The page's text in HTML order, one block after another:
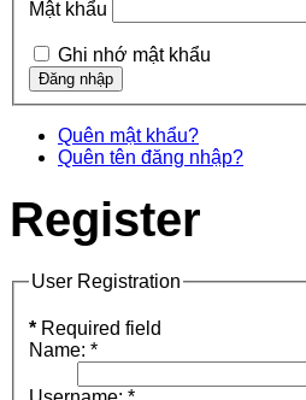
Mật khẩu
Ghi nhớ mật khẩu
Quên mật khẩu?
Quên tên đăng nhập?
Register
User Registration
* Required field
Name: *